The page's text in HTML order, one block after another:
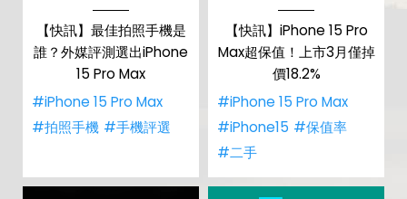
【快訊】最佳拍照手機是
誰？外媒評測選出iPhone
15 Pro Max
#iPhone 15 Pro Max
#拍照手機 #手機評選
【快訊】iPhone 15 Pro
Max超保值！上市3月僅掉
價18.2%
#iPhone 15 Pro Max
#iPhone15 #保值率
#二手